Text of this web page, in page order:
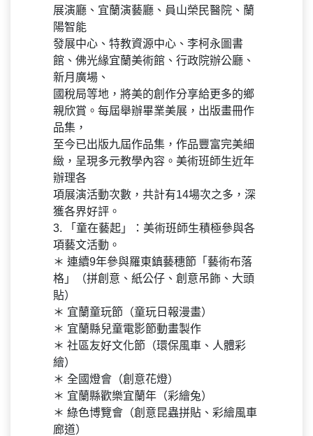
展演廳、宜蘭演藝廳、員山榮民醫院、蘭
陽智能
發展中心、特教資源中心、李柯永圖書
館、佛光緣宜蘭美術館、行政院辦公廳、
新月廣場、
國稅局等地，將美的創作分享給更多的鄉
親欣賞。每屆舉辦畢業美展，出版畫冊作
品集，
至今已出版九屆作品集，作品豐富完美細
緻，呈現多元教學內容。美術班師生近年
辦理各
項展演活動次數，共計有14場次之多，深
獲各界好評。
3. 「童在藝起」：美術班師生積極參與各
項藝文活動。
＊ 連續9年參與羅東鎮藝穗節「藝術布落
格」（拼創意、紙公仔、創意吊飾、大頭
貼）
＊ 宜蘭童玩節（童玩日報漫畫）
＊ 宜蘭縣兒童電影節動畫製作
＊ 社區友好文化節（環保風車、人體彩
繪）
＊ 全國燈會（創意花燈）
＊ 宜蘭縣歡樂宜蘭年（彩繪兔）
＊ 綠色博覽會（創意昆蟲拼貼、彩繪風車
廊道）